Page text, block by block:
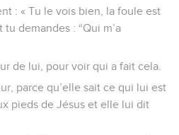
: « Tu le vois bien, la foule est
demandes : “Qui m’a
de lui, pour voir qui a fait cela.
parce qu’elle sait ce qui lui est
pieds de Jésus et elle lui dit